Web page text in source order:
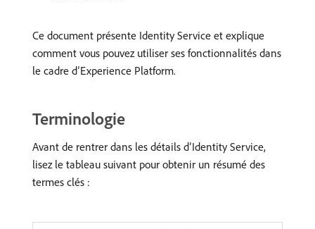
Ce document présente Identity Service et explique
comment vous pouvez utiliser ses fonctionnalités dans
le cadre d’Experience Platform.
Terminologie
Avant de rentrer dans les détails d’Identity Service,
lisez le tableau suivant pour obtenir un résumé des
termes clés :